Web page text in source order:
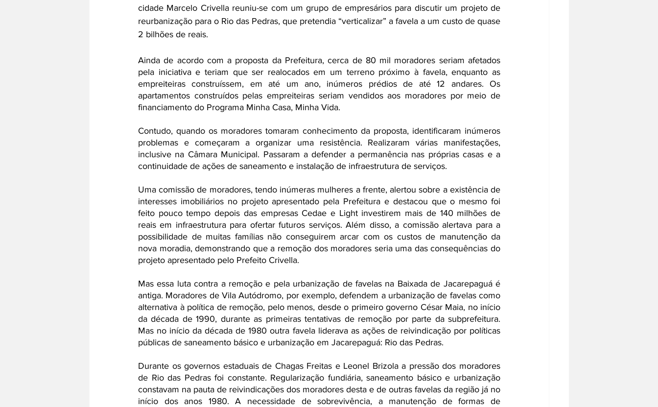
cidade Marcelo Crivella reuniu-se com um grupo de empresários para discutir um projeto de
reurbanização para o Rio das Pedras, que pretendia “verticalizar” a favela a um custo de quase
2 bilhões de reais.
Ainda de acordo com a proposta da Prefeitura, cerca de 80 mil moradores seriam afetados
pela iniciativa e teriam que ser realocados em um terreno próximo à favela, enquanto as
empreiteiras construíssem, em até um ano, inúmeros prédios de até 12 andares. Os
apartamentos construídos pelas empreiteiras seriam vendidos aos moradores por meio de
financiamento do Programa Minha Casa, Minha Vida.
Contudo, quando os moradores tomaram conhecimento da proposta, identificaram inúmeros
problemas e começaram a organizar uma resistência. Realizaram várias manifestações,
inclusive na Câmara Municipal. Passaram a defender a permanência nas próprias casas e a
continuidade de ações de saneamento e instalação de infraestrutura de serviços.
Uma comissão de moradores, tendo inúmeras mulheres a frente, alertou sobre a existência de
interesses imobiliários no projeto apresentado pela Prefeitura e destacou que o mesmo foi
feito pouco tempo depois das empresas Cedae e Light investirem mais de 140 milhões de
reais em infraestrutura para ofertar futuros serviços. Além disso, a comissão alertava para a
possibilidade de muitas famílias não conseguirem arcar com os custos de manutenção da
nova moradia, demonstrando que a remoção dos moradores seria uma das consequências do
projeto apresentado pelo Prefeito Crivella.
Mas essa luta contra a remoção e pela urbanização de favelas na Baixada de Jacarepaguá é
antiga. Moradores de Vila Autódromo, por exemplo, defendem a urbanização de favelas como
alternativa à política de remoção, pelo menos, desde o primeiro governo César Maia, no início
da década de 1990, durante as primeiras tentativas de remoção por parte da subprefeitura.
Mas no início da década de 1980 outra favela liderava as ações de reivindicação por políticas
públicas de saneamento básico e urbanização em Jacarepaguá: Rio das Pedras.
Durante os governos estaduais de Chagas Freitas e Leonel Brizola a pressão dos moradores
de Rio das Pedras foi constante. Regularização fundiária, saneamento básico e urbanização
constavam na pauta de reivindicações dos moradores desta e de outras favelas da região já no
início dos anos 1980. A necessidade de sobrevivência, a manutenção de formas de